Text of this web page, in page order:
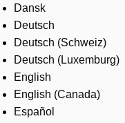
Services
About us
Where to buy
Contact us
Careers
Dansk
Deutsch
Deutsch (Schweiz)
Deutsch (Luxemburg)
English
English (Canada)
Español